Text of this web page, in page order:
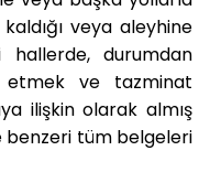
veya aleyhine
hallerde, durumdan
etmek ve tazminat
ilişkin olarak almış
benzeri tüm belgeleri